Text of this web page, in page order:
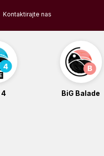
Kontaktirajte nas
4 BiG Balade